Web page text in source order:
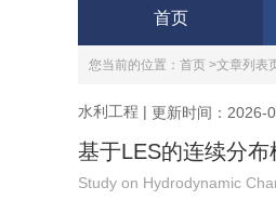
首页
您当前的位置： 首页 >文章列表
水利工程 | 更新时间：2026-
基于LES的连续分
Study on Hydrodynamic